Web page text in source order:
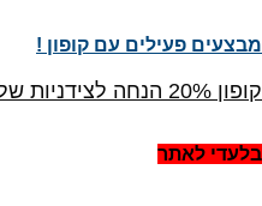
מבצעים פעילים עם קופון !
קופון 20% הנחה לצידניות של חברת Asian
בלעדי לאתר